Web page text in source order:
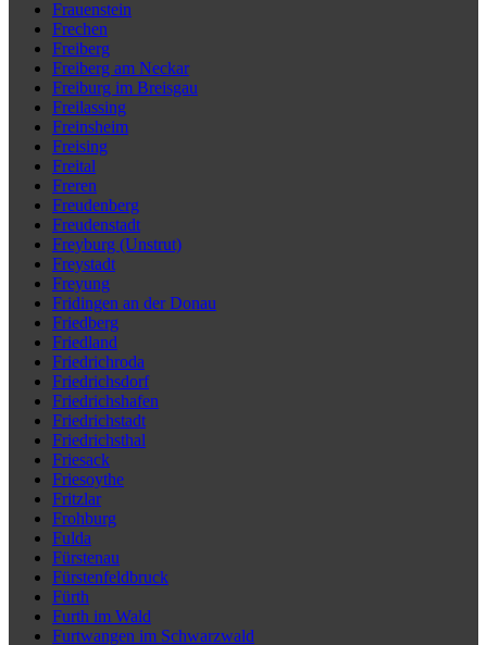
Frauenstein
Frechen
Freiberg
Freiberg am Neckar
Freiburg im Breisgau
Freilassing
Freinsheim
Freising
Freital
Freren
Freudenberg
Freudenstadt
Freyburg (Unstrut)
Freystadt
Freyung
Fridingen an der Donau
Friedberg
Friedland
Friedrichroda
Friedrichsdorf
Friedrichshafen
Friedrichstadt
Friedrichsthal
Friesack
Friesoythe
Fritzlar
Frohburg
Fulda
Fürstenau
Fürstenfeldbruck
Fürth
Furth im Wald
Furtwangen im Schwarzwald